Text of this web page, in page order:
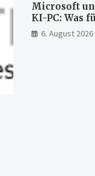
Microsoft
KI-PC: Was
künftig
läuft und
6. August 2026